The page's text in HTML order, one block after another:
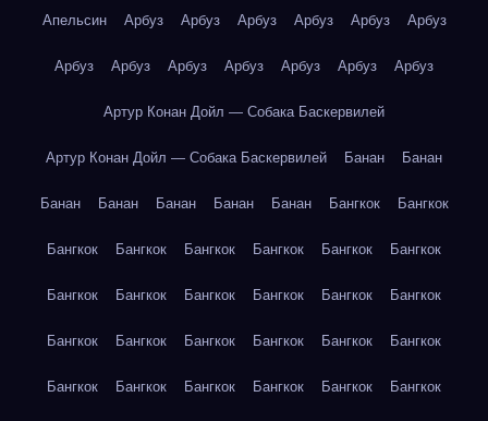
Апельсин Арбуз Арбуз Арбуз Арбуз Арбуз Арбуз
Арбуз Арбуз Арбуз Арбуз Арбуз Арбуз Арбуз
Артур Конан Дойл — Собака Баскервилей
Артур Конан Дойл — Собака Баскервилей Банан Банан
Банан Банан Банан Банан Банан Бангкок Бангкок
Бангкок Бангкок Бангкок Бангкок Бангкок Бангкок
Бангкок Бангкок Бангкок Бангкок Бангкок Бангкок
Бангкок Бангкок Бангкок Бангкок Бангкок Бангкок
Бангкок Бангкок Бангкок Бангкок Бангкок Бангкок